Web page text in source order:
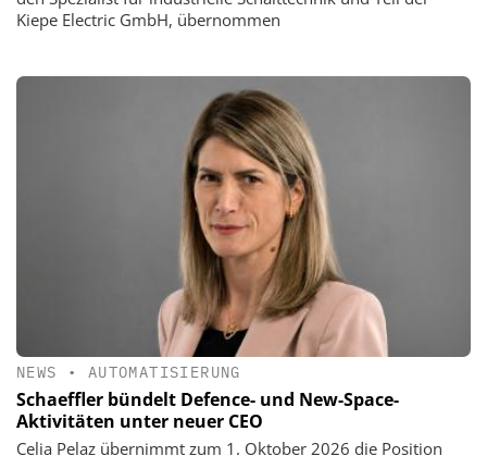
Kiepe Electric GmbH, übernommen
NEWS • AUTOMATISIERUNG
Schaeffler bündelt Defence- und New-Space-
Aktivitäten unter neuer CEO
Celia Pelaz übernimmt zum 1. Oktober 2026 die Position